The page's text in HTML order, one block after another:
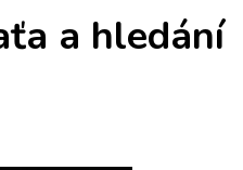
a hledání